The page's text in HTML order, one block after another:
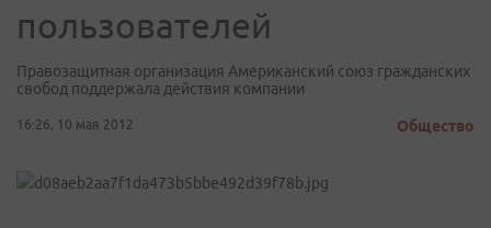
пользователей
Правозащитная организация Американский союз гражданских
свобод поддержала действия компании
16:26, 10 мая 2012 Общество